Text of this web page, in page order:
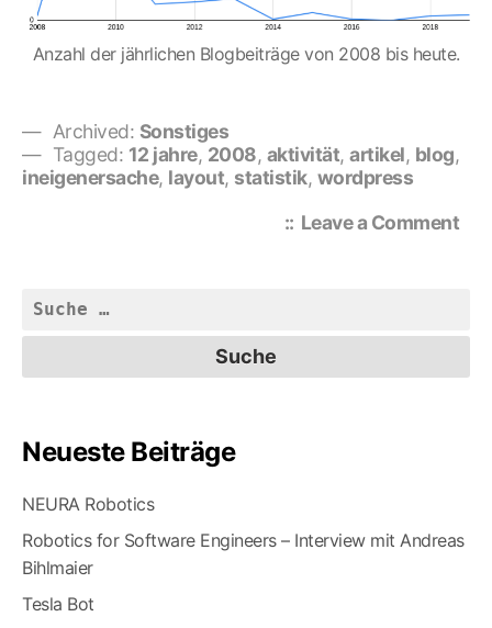
Anzahl der jährlichen Blogbeiträge von 2008 bis heute.
Archived: Sonstiges
Tagged: 12 jahre, 2008, aktivität, artikel, blog,
ineigenersache, layout, statistik, wordpress
Leave a Commenton
Suche
nach:
Neueste Beiträge
NEURA Robotics
Robotics for Software Engineers – Interview mit Andreas
Bihlmaier
Tesla Bot